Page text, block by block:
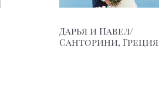
Дарья и Павел/
Санторини, Греция